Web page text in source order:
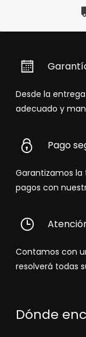
Desde la
adecuado y
Pago
Garantizamos
pagos con
Contamos con
resolverá todas
Dónde